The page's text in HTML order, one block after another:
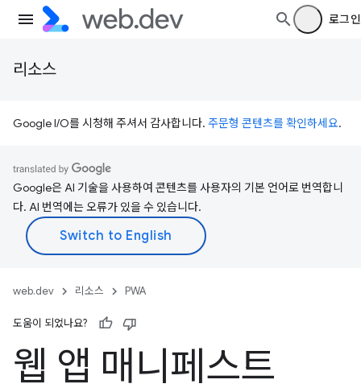
로그인
리소스
Google I/O를 시청해 주셔서 감사합니다. 주문형 콘텐츠를 확인하세요.
Google은 AI 기술을 사용하여 콘텐츠를 사용자의 기본 언어로 번역합니
다. AI 번역에는 오류가 있을 수 있습니다.
web.dev 리소스 PWA
도움이 되었나요?
웹 앱 매니페스트